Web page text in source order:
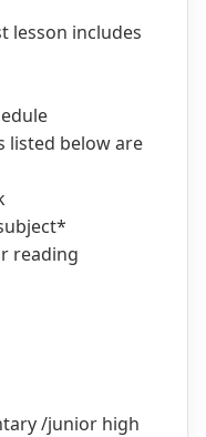
lesson includes
listed below are
reading
/junior high